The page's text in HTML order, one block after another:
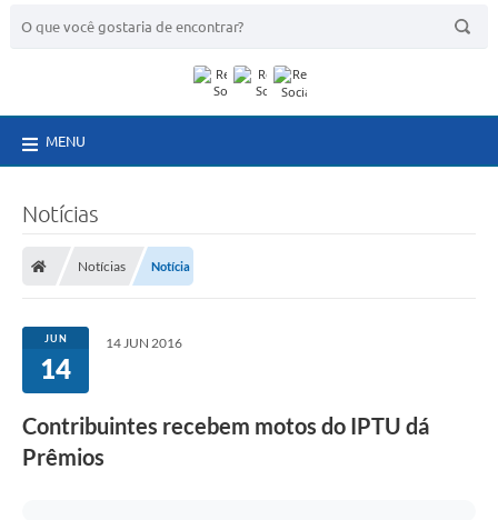
MENU
Notícias
Notícias Notícia
JUN
14
14 JUN 2016
Contribuintes recebem motos do IPTU dá
Prêmios